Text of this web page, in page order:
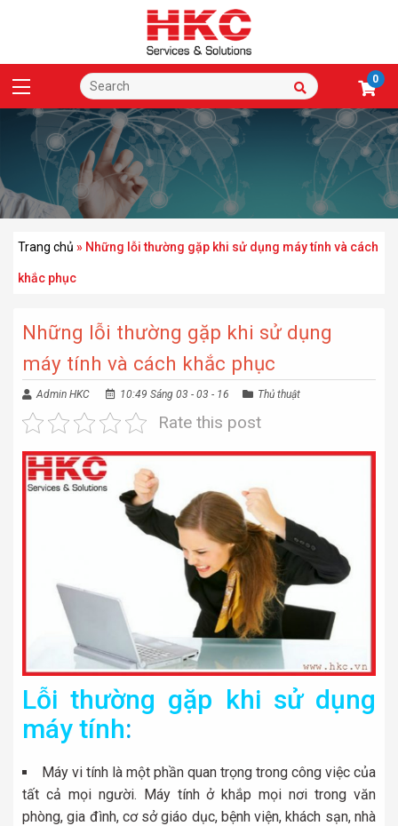
0
Trang chủ » Những lỗi thường gặp khi sử dụng máy tính và cách
khắc phục
Những lỗi thường gặp khi sử dụng
máy tính và cách khắc phục
Admin HKC 10:49 Sáng 03 - 03 - 16 Thủ thuật
Rate this post
Lỗi thường gặp khi sử dụng
máy tính:
Máy vi tính là một phần quan trọng trong công việc của
tất cả mọi người. Máy tính ở khắp mọi nơi trong văn
phòng, gia đình, cơ sở giáo dục, bệnh viện, khách sạn, nhà